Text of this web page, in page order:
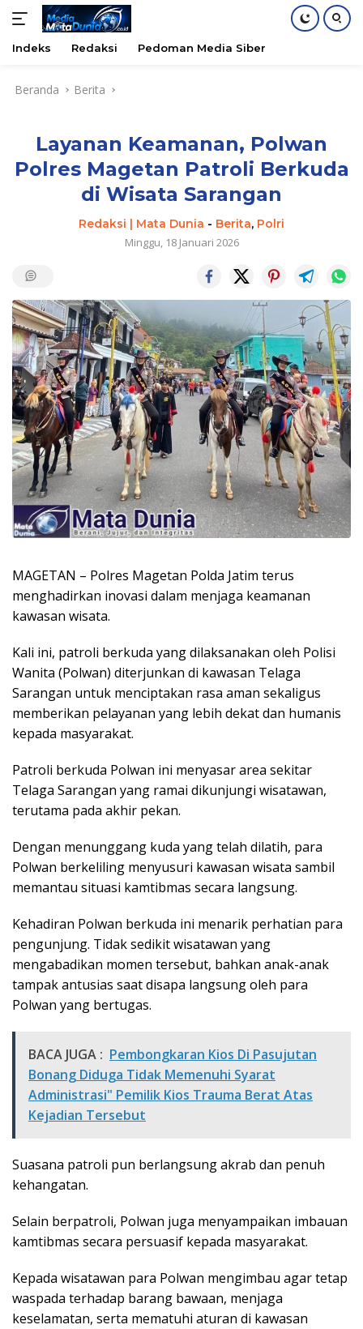
Indeks Redaksi Pedoman Media Siber
Beranda Berita
Layanan Keamanan, Polwan
Polres Magetan Patroli Berkuda
di Wisata Sarangan
Redaksi | Mata Dunia - Berita, Polri
Minggu, 18 Januari 2026
MAGETAN – Polres Magetan Polda Jatim terus
menghadirkan inovasi dalam menjaga keamanan
kawasan wisata.
Kali ini, patroli berkuda yang dilaksanakan oleh Polisi
Wanita (Polwan) diterjunkan di kawasan Telaga
Sarangan untuk menciptakan rasa aman sekaligus
memberikan pelayanan yang lebih dekat dan humanis
kepada masyarakat.
Patroli berkuda Polwan ini menyasar area sekitar
Telaga Sarangan yang ramai dikunjungi wisatawan,
terutama pada akhir pekan.
Dengan menunggang kuda yang telah dilatih, para
Polwan berkeliling menyusuri kawasan wisata sambil
memantau situasi kamtibmas secara langsung.
Kehadiran Polwan berkuda ini menarik perhatian para
pengunjung. Tidak sedikit wisatawan yang
mengabadikan momen tersebut, bahkan anak-anak
tampak antusias saat disapa langsung oleh para
Polwan yang bertugas.
BACA JUGA : Pembongkaran Kios Di Pasujutan
Bonang Diduga Tidak Memenuhi Syarat
Administrasi" Pemilik Kios Trauma Berat Atas
Kejadian Tersebut
Suasana patroli pun berlangsung akrab dan penuh
kehangatan.
Selain berpatroli, Polwan juga menyampaikan imbauan
kamtibmas secara persuasif kepada masyarakat.
Kepada wisatawan para Polwan mengimbau agar tetap
waspada terhadap barang bawaan, menjaga
keselamatan, serta mematuhi aturan di kawasan